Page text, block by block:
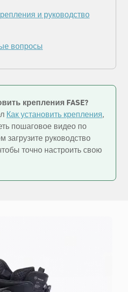
и руководство
вопросы
крепления FASE?
Как установить крепления,
пошаговое видео по
загрузите руководство
точно настроить свою